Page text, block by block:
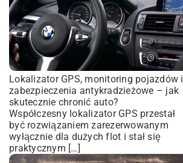
Lokalizator GPS, monitoring pojazdów i
zabezpieczenia antykradzieżowe – jak
skutecznie chronić auto?
Współczesny lokalizator GPS przestał
być rozwiązaniem zarezerwowanym
wyłącznie dla dużych flot i stał się
praktycznym […]